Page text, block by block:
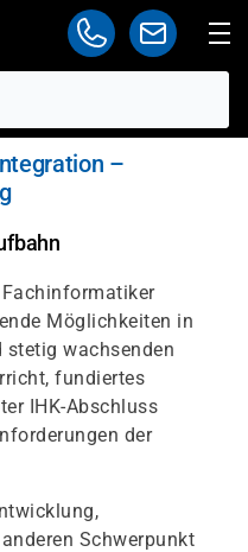
–
Möglichkeiten in
wachsenden
fundiertes
IHK-Abschluss
der
Schwerpunkt